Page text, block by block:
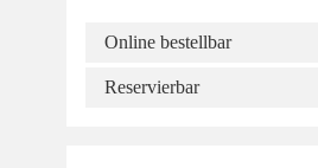
Online bestellbar
Reservierbar